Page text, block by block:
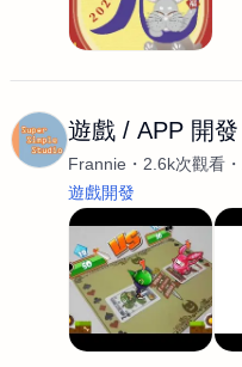
遊戲 / APP 開發
Frannie 2.6k次觀看
遊戲開發